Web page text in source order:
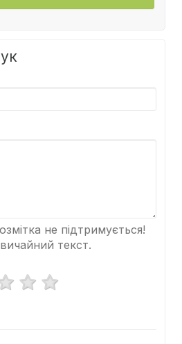
не підтримується!
текст.